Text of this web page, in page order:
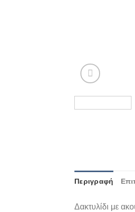
Περιγραφή
Δακτυλίδι με